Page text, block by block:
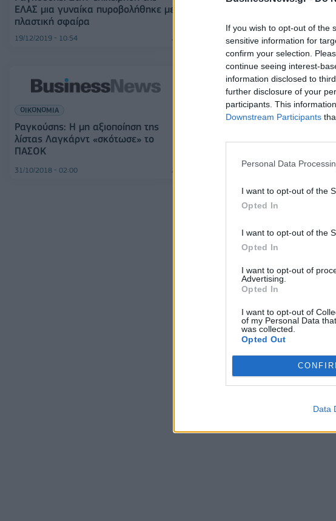
If you wish to opt-out of the
sensitive information for
confirm your selection.
continue seeing interest-
information disclosed to
further disclosure of your
participants. This
Downstream Participants
Personal Data
I want to opt-out of the
Opted In
I want to opt-out of the
Opted In
I want to opt-out of
Advertising.
Opted In
I want to opt-out of
of my Personal Data
was collected.
Opted Out
Data
ΕΛΑΣ μια γυναίκα πυροβολήθηκε με
πλαστική σφαίρα
19/12/2019 - 10:54 20/09/2019 - 18:30
ΟΙΚΟΝΟΜΙΑ
Ραγκούσης: Η μη αξιοποίηση της
λίστας Λαγκάρντ «σκότωσε» το
ΠΑΣΟΚ
31/10/2018 - 02:00
Ραγκούσης κατά Γεννηματά: